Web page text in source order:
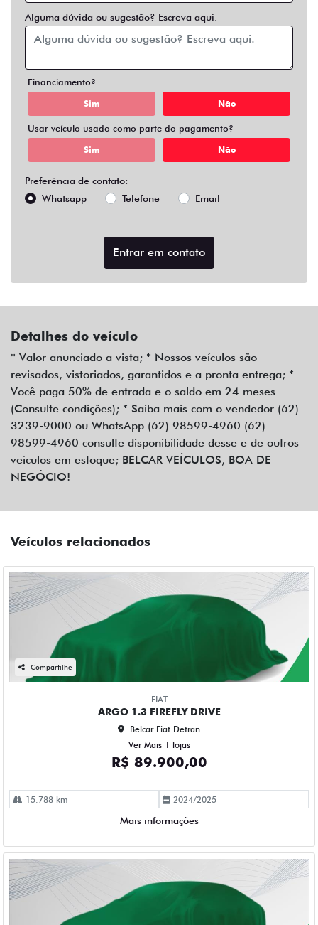
Alguma dúvida ou sugestão? Escreva aqui.
Financiamento?
Sim Não
Usar veículo usado como parte do pagamento?
Sim Não
Preferência de contato:
Whatsapp
Telefone Email
Entrar em contato
Detalhes do veículo
* Valor anunciado a vista; * Nossos veículos são
revisados, vistoriados, garantidos e a pronta entrega; *
Você paga 50% de entrada e o saldo em 24 meses
(Consulte condições); * Saiba mais com o vendedor (62)
3239-9000 ou WhatsApp (62) 98599-4960 (62)
98599-4960 consulte disponibilidade desse e de outros
veículos em estoque; BELCAR VEÍCULOS, BOA DE
NEGÓCIO!
Veículos relacionados
Compartilhe
FIAT
ARGO 1.3 FIREFLY DRIVE
Belcar Fiat Detran
Ver Mais 1 lojas
R$ 89.900,00
15.788 km 2024/2025
Mais informações